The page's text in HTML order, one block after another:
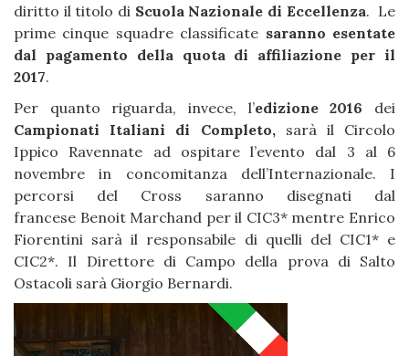
diritto il titolo di Scuola Nazionale di Eccellenza. Le
prime cinque squadre classificate saranno esentate
dal pagamento della quota di affiliazione per il
2017.
Per quanto riguarda, invece, l’edizione 2016 dei
Campionati Italiani di Completo, sarà il Circolo
Ippico Ravennate ad ospitare l’evento dal 3 al 6
novembre in concomitanza dell’Internazionale. I
percorsi del Cross saranno disegnati dal
francese Benoit Marchand per il CIC3* mentre Enrico
Fiorentini sarà il responsabile di quelli del CIC1* e
CIC2*. Il Direttore di Campo della prova di Salto
Ostacoli sarà Giorgio Bernardi.